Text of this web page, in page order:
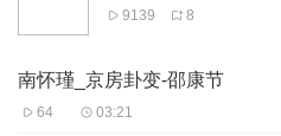
9139 8
南怀瑾_京房卦变-邵康节
64 03:21